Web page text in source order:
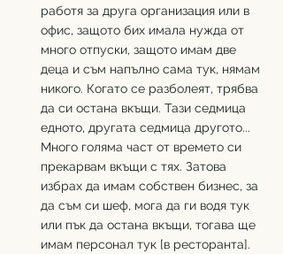
работя за друга организация или в
офис, защото бих имала нужда от
много отпуски, защото имам две
деца и съм напълно сама тук, нямам
никого. Когато се разболеят, трябва
да си остана вкъщи. Тази седмица
едното, другата седмица другото...
Много голяма част от времето си
прекарвам вкъщи с тях. Затова
избрах да имам собствен бизнес, за
да съм си шеф, мога да ги водя тук
или пък да остана вкъщи, тогава ще
имам персонал тук [в ресторанта].